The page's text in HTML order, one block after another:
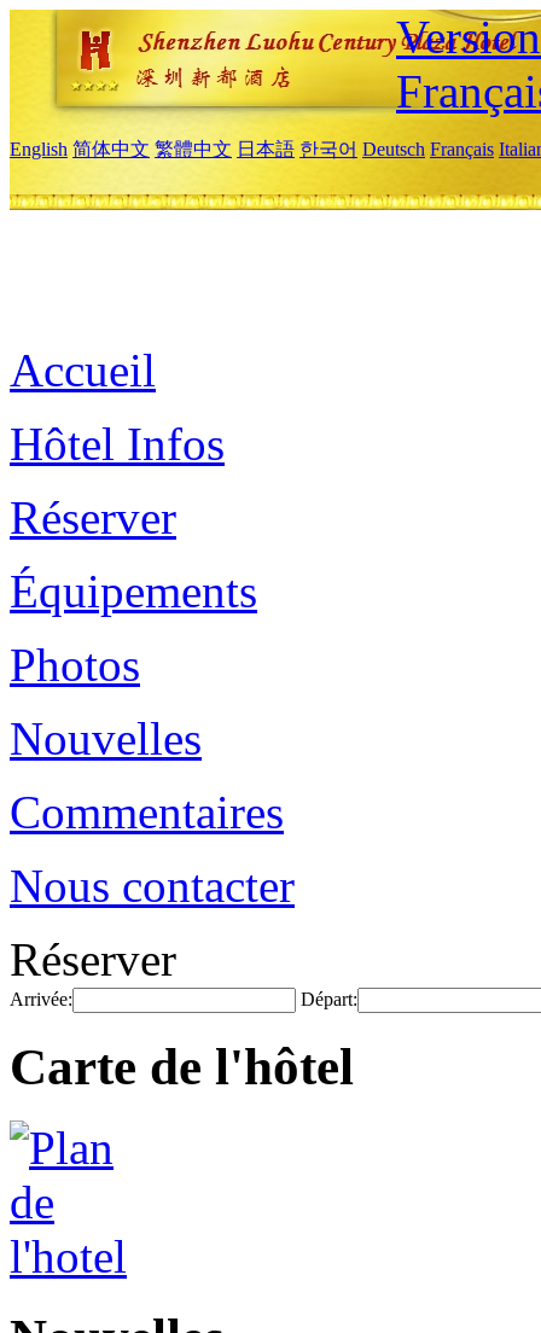
English 简体中文 繁體中文 日本語 한국어 Deutsch Français
Accueil
Hôtel Infos
Réserver
Équipements
Photos
Nouvelles
Commentaires
Nous contacter
Réserver
Arrivée: Départ:
Carte de l'hôtel